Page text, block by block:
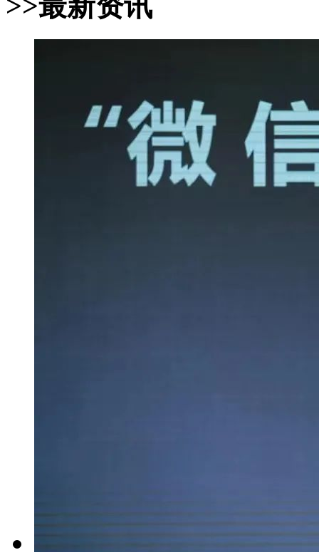
非保健食品宣传“299